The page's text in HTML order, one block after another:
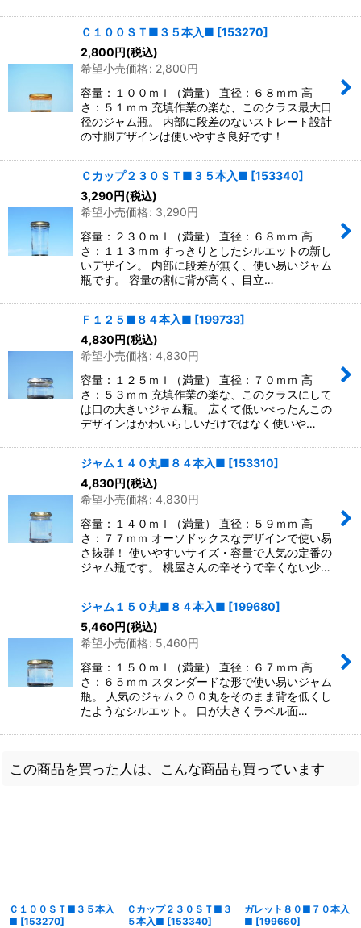
Ｃ１００ＳＴ■３５本入■ [153270]
2,800円(税込)
希望小売価格: 2,800円
容量：１００ｍｌ（満量） 直径：６８ｍｍ 高
さ：５１ｍｍ 充填作業の楽な、このクラス最大口
径のジャム瓶。 内部に段差のないストレート設計
の寸胴デザインは使いやすさ良好です！
Ｃカップ２３０ＳＴ■３５本入■ [153340]
3,290円(税込)
希望小売価格: 3,290円
容量：２３０ｍｌ（満量） 直径：６８ｍｍ 高
さ：１１３ｍｍ すっきりとしたシルエットの新し
いデザイン。 内部に段差が無く、使い易いジャム
瓶です。 容量の割に背が高く、目立…
Ｆ１２５■８４本入■ [199733]
4,830円(税込)
希望小売価格: 4,830円
容量：１２５ｍｌ（満量） 直径：７０ｍｍ 高
さ：５３ｍｍ 充填作業の楽な、このクラスにして
は口の大きいジャム瓶。 広くて低いぺったんこの
デザインはかわいらしいだけではなく使いや…
ジャム１４０丸■８４本入■ [153310]
4,830円(税込)
希望小売価格: 4,830円
容量：１４０ｍｌ（満量） 直径：５９ｍｍ 高
さ：７７ｍｍ オーソドックスなデザインで使い易
さ抜群！ 使いやすいサイズ・容量で人気の定番の
ジャム瓶です。 桃屋さんの辛そうで辛くない少…
ジャム１５０丸■８４本入■ [199680]
5,460円(税込)
希望小売価格: 5,460円
容量：１５０ｍｌ（満量） 直径：６７ｍｍ 高
さ：６５ｍｍ スタンダードな形で使い易いジャム
瓶。 人気のジャム２００丸をそのまま背を低くし
たようなシルエット。 口が大きくラベル面…
この商品を買った人は、こんな商品も買っています
Ｃ１００ＳＴ■３５本入
■ [153270]
Ｃカップ２３０ＳＴ■３
５本入■ [153340]
ガレット８０■７０本入
■ [199660]